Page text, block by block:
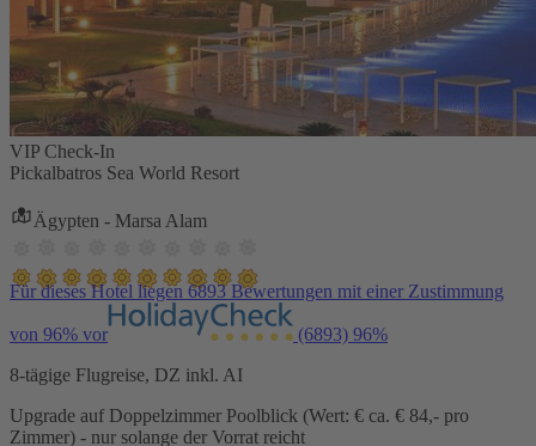
VIP Check-In
Pickalbatros Sea World Resort
Ägypten - Marsa Alam
Für dieses Hotel liegen 6893 Bewertungen mit einer Zustimmung
von 96% vor (6893) 96%
8-tägige Flugreise, DZ inkl. AI
Upgrade auf Doppelzimmer Poolblick (Wert: € ca. € 84,- pro
Zimmer) - nur solange der Vorrat reicht